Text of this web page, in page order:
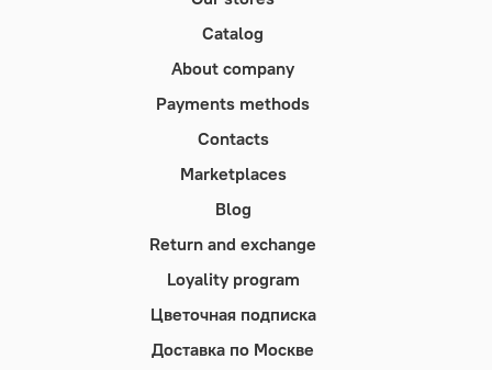
Catalog
About company
Payments methods
Contacts
Marketplaces
Blog
Return and exchange
Loyality program
Цветочная подписка
Доставка по Москве